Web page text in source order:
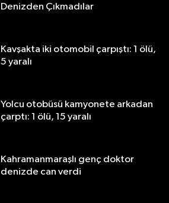
Denizden Çıkmadılar
Kavşakta iki otomobil çarpıştı: 1 ölü,
5 yaralı
Yolcu otobüsü kamyonete arkadan
çarptı: 1 ölü, 15 yaralı
Kahramanmaraşlı genç doktor
denizde can verdi